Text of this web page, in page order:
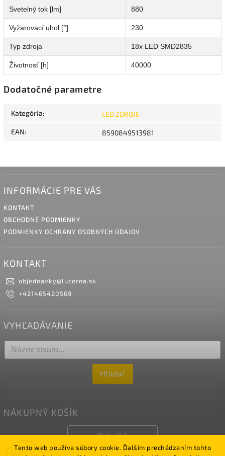
Tento web používa súbory cookie. Ďalším prechádzaním tohto
Svetelný tok [lm] 880
Vyžarovací uhol [°] 230
Typ zdroja 18x LED SMD2835
Životnosť [h] 40000
Dodatočné parametre
Kategória: LED ZDROJE
EAN: 8590849513981
INFORMÁCIE PRE VÁS
KONTAKT
OBCHODNÉ PODMIENKY
PODMIENKY OCHRANY OSOBNÝCH ÚDAJOV
KONTAKT
objednavky@lucerna.sk
+421465420569
VYHĽADÁVANIE
Hľadať
NÁKUPNÝ KOŠÍK
0ks /€0